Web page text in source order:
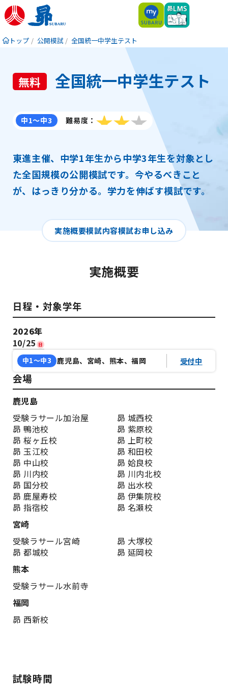
トップ 公開模試 全国統一中学生テスト
無料 全国統一中学生テスト
中1〜中3 難易度 3つ星のうち3
東進主催、中学1年生から中学3年生を対象とし
た全国規模の公開模試です。今やるべきこと
が、はっきり分かる。学力を伸ばす模試です。
実施概要模試内容模試お申し込み
実施概要
日程・対象学年
2026年
10/25 日
中1〜中3 鹿児島、宮崎、熊本、福岡 受付中
会場
鹿児島
受験ラサール加治屋
昴 城西校
昴 鴨池校
昴 紫原校
昴 桜ヶ丘校
昴 上町校
昴 玉江校
昴 和田校
昴 中山校
昴 姶良校
昴 川内校
昴 川内北校
昴 国分校
昴 出水校
昴 鹿屋寿校
昴 伊集院校
昴 指宿校
昴 名瀬校
宮崎
受験ラサール宮崎
昴 大塚校
昴 都城校
昴 延岡校
熊本
受験ラサール水前寺
福岡
昴 西新校
試験時間